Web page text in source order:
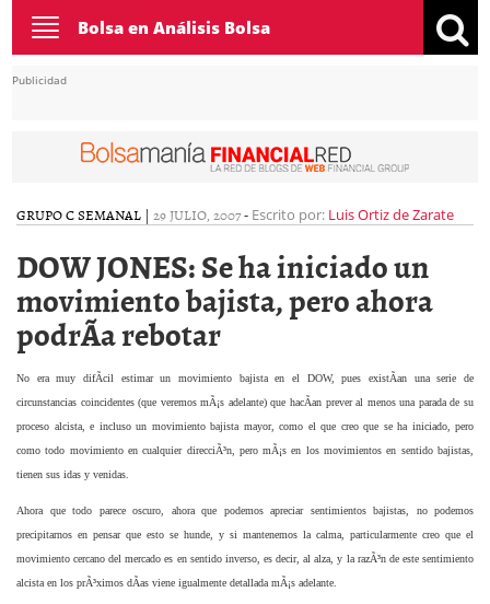
Toggle
navigation
Bolsa en Análisis Bolsa
Publicidad
GRUPO C SEMANAL | 29 JULIO, 2007- Escrito por: Luis Ortiz de Zarate
DOW JONES: Se ha iniciado un
movimiento bajista, pero ahora
podrÃ­a rebotar
No era muy difÃ­cil estimar un movimiento bajista en el DOW, pues existÃ­an una serie de
circunstancias coincidentes (que veremos mÃ¡s adelante) que hacÃ­an prever al menos una parada de su
proceso alcista, e incluso un movimiento bajista mayor, como el que creo que se ha iniciado, pero
como todo movimiento en cualquier direcciÃ³n, pero mÃ¡s en los movimientos en sentido bajistas,
tienen sus idas y venidas.
Ahora que todo parece oscuro, ahora que podemos apreciar sentimientos bajistas, no podemos
precipitarnos en pensar que esto se hunde, y si mantenemos la calma, particularmente creo que el
movimiento cercano del mercado es en sentido inverso, es decir, al alza, y la razÃ³n de este sentimiento
alcista en los prÃ³ximos dÃ­as viene igualmente detallada mÃ¡s adelante.